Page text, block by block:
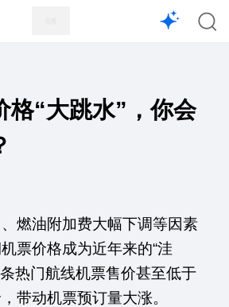
格“大跳水”，你会
燃油附加费大幅下调等因素
票价格成为近年来的“洼
热门航线机票售价甚至低于
带动机票预订量大涨。